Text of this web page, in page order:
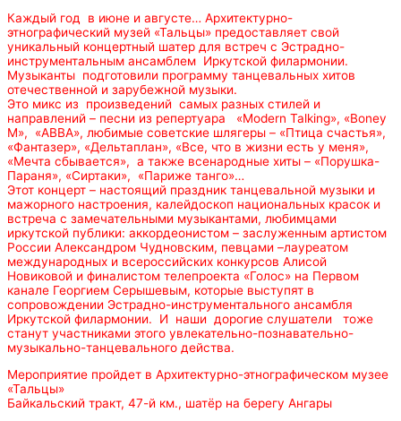
Каждый год в июне и августе… Архитектурно-
этнографический музей «Тальцы» предоставляет свой
уникальный концертный шатер для встреч с Эстрадно-
инструментальным ансамблем Иркутской филармонии.
Музыканты подготовили программу танцевальных хитов
отечественной и зарубежной музыки.
Это микс из произведений самых разных стилей и
направлений – песни из репертуара «Modern Talking», «Boney
M», «АВВА», любимые советские шлягеры – «Птица счастья»,
«Фантазер», «Дельтаплан», «Все, что в жизни есть у меня»,
«Мечта сбывается», а также всенародные хиты – «Порушка-
Параня», «Сиртаки», «Париже танго»…
Этот концерт – настоящий праздник танцевальной музыки и
мажорного настроения, калейдоскоп национальных красок и
встреча с замечательными музыкантами, любимцами
иркутской публики: аккордеонистом – заслуженным артистом
России Александром Чудновским, певцами –лауреатом
международных и всероссийских конкурсов Алисой
Новиковой и финалистом телепроекта «Голос» на Первом
канале Георгием Серышевым, которые выступят в
сопровождении Эстрадно-инструментального ансамбля
Иркутской филармонии. И наши дорогие слушатели тоже
станут участниками этого увлекательно-познавательно-
музыкально-танцевального действа.
Мероприятие пройдет в Архитектурно-этнографическом музее
«Тальцы»
Байкальский тракт, 47-й км., шатёр на берегу Ангары